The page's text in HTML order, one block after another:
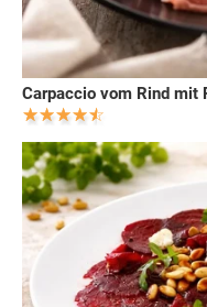
Carpaccio vom Rind mit